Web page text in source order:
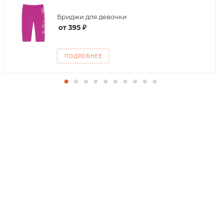
Бриджи для девочки
от395 ₽
ПОДРОБНЕЕ